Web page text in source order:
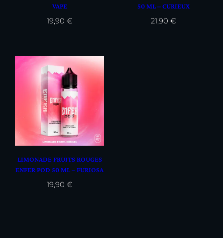
VAPE
19,90 €
50 ML – CURIEUX
21,90 €
LIMONADE FRUITS ROUGES
ENFER POD 50 ML – FURIOSA
19,90 €